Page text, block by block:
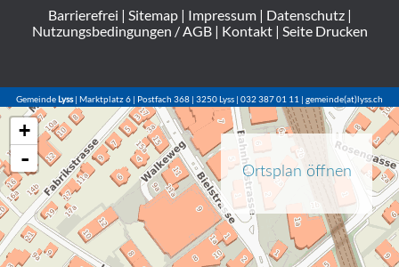
Barrierefrei | Sitemap| Impressum| Datenschutz|
Nutzungsbedingungen / AGB| Kontakt| Seite Drucken
GemeindeLyss| Marktplatz 6 | Postfach 368 | 3250 Lyss | 032 387 01 11 | gemeinde(at)lyss.ch